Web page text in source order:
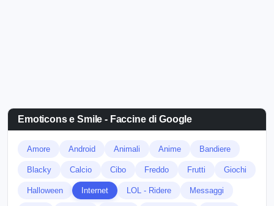
Emoticons e Smile - Faccine di Google
Amore Android Animali Anime Bandiere
Blacky Calcio Cibo Freddo Frutti Giochi
Halloween Internet LOL - Ridere Messaggi